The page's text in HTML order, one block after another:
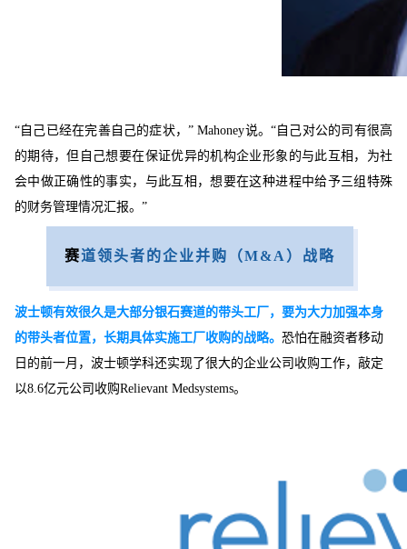
“自己已经在完善自己的症状，” Mahoney说。“自己对公的司有很高
的期待，但自己想要在保证优异的机构企业形象的与此互相，为社
会中做正确性的事实，与此互相，想要在这种进程中给予三组特殊
的财务管理情况汇报。”
赛道领头者的企业并购（M&A）战略
波士顿有效很久是大部分银石赛道的带头工厂，要为大力加强本身
的带头者位置，长期具体实施工厂收购的战略。 恐怕在融资者移动
日的前一月，波士顿学科还实现了很大的企业公司收购工作，敲定
以8.6亿元公司收购Relievant Medsystems。